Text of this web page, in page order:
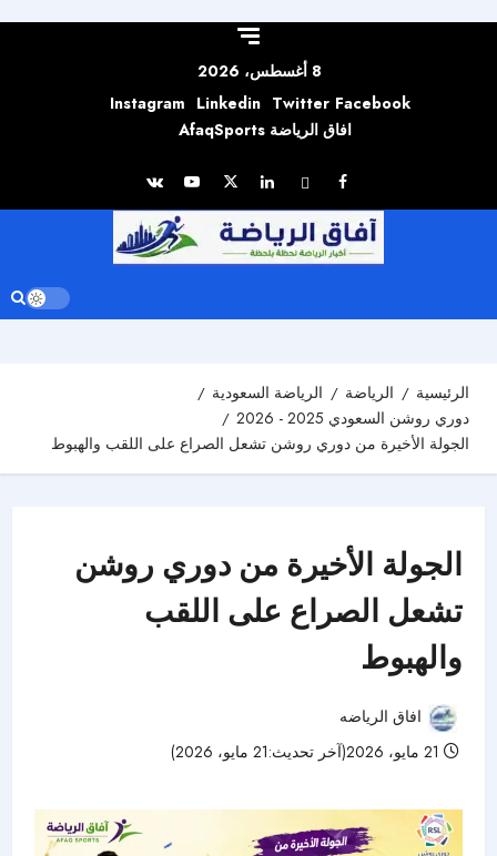
8 أغسطس، 2026
Facebook
Twitter
Linkedin
Instagram
افاق الرياضة AfaqSports
الرئيسية الرياضة
الرياضة السعودية
دوري روشن السعودي 2025 - 2026
الجولة الأخيرة من دوري روشن تشعل الصراع على اللقب والهبوط
الجولة الأخيرة من دوري روشن
تشعل الصراع على اللقب
والهبوط
افاق الرياضه